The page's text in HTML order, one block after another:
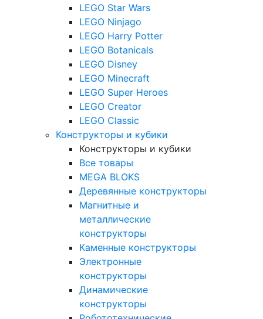
LEGO Star Wars
LEGO Ninjago
LEGO Harry Potter
LEGO Botanicals
LEGO Disney
LEGO Minecraft
LEGO Super Heroes
LEGO Creator
LEGO Classic
Конструкторы и кубики
Конструкторы и кубики
Все товары
MEGA BLOKS
Деревянные конструкторы
Магнитные и
металлические
конструкторы
Каменные конструкторы
Электронные
конструкторы
Динамические
конструкторы